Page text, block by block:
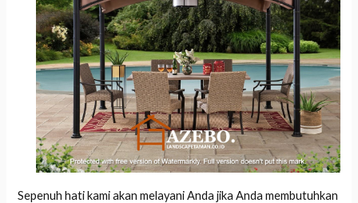
Sepenuh hati kami akan melayani Anda jika Anda membutuhkan